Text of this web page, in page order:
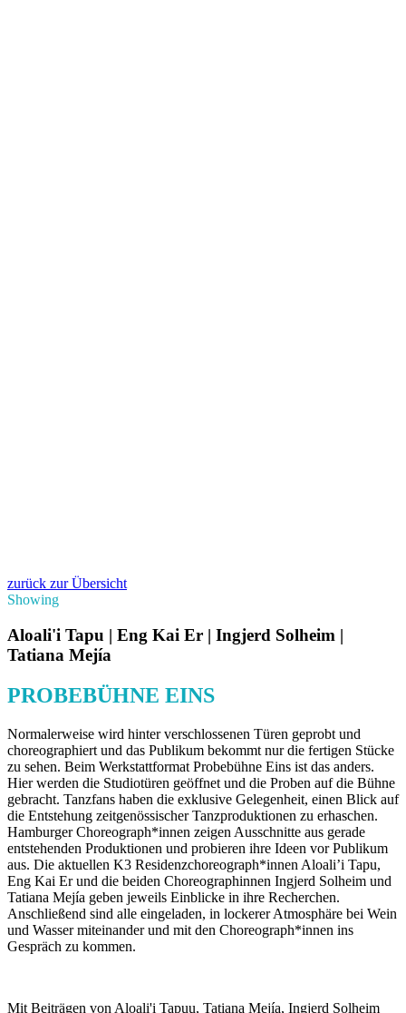
zurück zur Übersicht
Showing
Aloali'i Tapu | Eng Kai Er | Ingjerd Solheim |
Tatiana Mejía
PROBEBÜHNE EINS
Normalerweise wird hinter verschlossenen Türen geprobt und
choreographiert und das Publikum bekommt nur die fertigen Stücke
zu sehen. Beim Werkstattformat Probebühne Eins ist das anders.
Hier werden die Studiotüren geöffnet und die Proben auf die Bühne
gebracht. Tanzfans haben die exklusive Gelegenheit, einen Blick auf
die Entstehung zeitgenössischer Tanzproduktionen zu erhaschen.
Hamburger Choreograph*innen zeigen Ausschnitte aus gerade
entstehenden Produktionen und probieren ihre Ideen vor Publikum
aus. Die aktuellen K3 Residenzchoreograph*innen Aloali’i Tapu,
Eng Kai Er und die beiden Choreographinnen Ingjerd Solheim und
Tatiana Mejía geben jeweils Einblicke in ihre Recherchen.
Anschließend sind alle eingeladen, in lockerer Atmosphäre bei Wein
und Wasser miteinander und mit den Choreograph*innen ins
Gespräch zu kommen.
Mit Beiträgen von Aloali'i Tapuu, Tatiana Mejía, Ingjerd Solheim